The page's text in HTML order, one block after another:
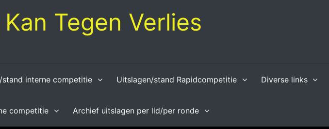
Tegen Verlies
stand interne competitie Uitslagen/stand Rapidcompetitie Diverse links
competitie Archief uitslagen per lid/per ronde